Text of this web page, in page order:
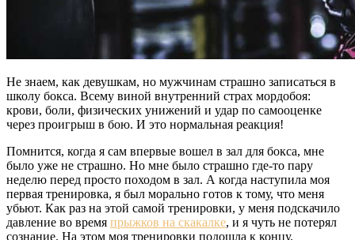
Не знаем, как девушкам, но мужчинам страшно записаться в
школу бокса. Всему виной внутренний страх мордобоя:
крови, боли, физических унижений и удар по самооценке
через проигрыш в бою. И это нормальная реакция!
Помнится, когда я сам впервые вошел в зал для бокса, мне
было уже не страшно. Но мне было страшно где-то пару
неделю перед просто походом в зал. А когда наступила моя
первая тренировка, я был морально готов к тому, что меня
убьют. Как раз на этой самой тренировки, у меня подскачило
давление во время прыжков на скакалке, и я чуть не потерял
сознание. На этом моя тренировки подошла к концу.